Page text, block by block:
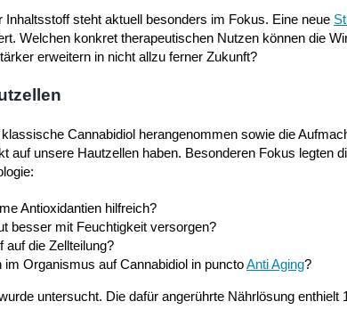
steht aktuell besonders im Fokus. Eine neue
Welchen konkret therapeutischen Nutzen können die
erweitern in nicht allzu ferner Zukunft?
Cannabidiol herangenommen sowie die
auf unsere Hautzellen haben. Besonderen Fokus legten
Antioxidantien hilfreich?
besser mit Feuchtigkeit versorgen?
auf die Zellteilung?
Organismus auf Cannabidiol in punctoAnti Aging?
untersucht. Die dafür angerührte Nährlösung